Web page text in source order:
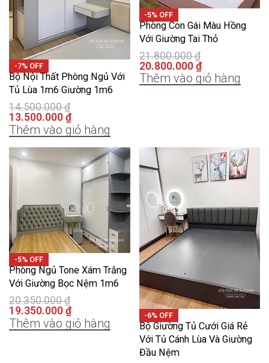
-7% OFF
Bộ Nội Thất Phòng Ngủ Với
Tủ Lùa 1m6 Giường 1m6
14.500.000₫
13.500.000 ₫
Thêm vào giỏ hàng
-5% OFF
Phòng Con Gái Màu Hồng
Với Giường Tai Thỏ
21.800.000₫
20.800.000 ₫
Thêm vào giỏ hàng
-5% OFF
Phòng Ngủ Tone Xám Trắng
Với Giường Bọc Nệm 1m6
20.350.000₫
19.350.000 ₫
Thêm vào giỏ hàng
-6% OFF
Bộ Giường Tủ Cưới Giá Rẻ
Với Tủ Cánh Lùa Và Giường
Đầu Nệm